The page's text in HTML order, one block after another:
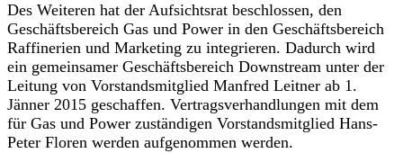
Des Weiteren hat der Aufsichtsrat beschlossen, den
Geschäftsbereich Gas und Power in den Geschäftsbereich
Raffinerien und Marketing zu integrieren. Dadurch wird
ein gemeinsamer Geschäftsbereich Downstream unter der
Leitung von Vorstandsmitglied Manfred Leitner ab 1.
Jänner 2015 geschaffen. Vertragsverhandlungen mit dem
für Gas und Power zuständigen Vorstandsmitglied Hans-
Peter Floren werden aufgenommen werden.